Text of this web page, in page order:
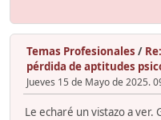
Temas Profesionales /
pérdida de aptitudes
Jueves 15 de Mayo de 2025.
Le echaré un vistazo a ver.